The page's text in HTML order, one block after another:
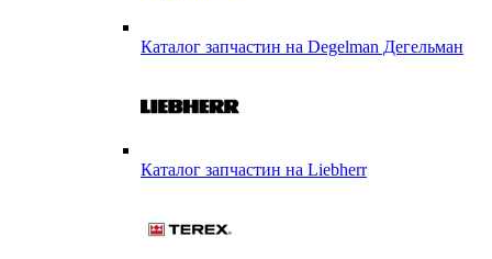
Каталог запчастин на Degelman Дегельман
Каталог запчастин на Liebherr